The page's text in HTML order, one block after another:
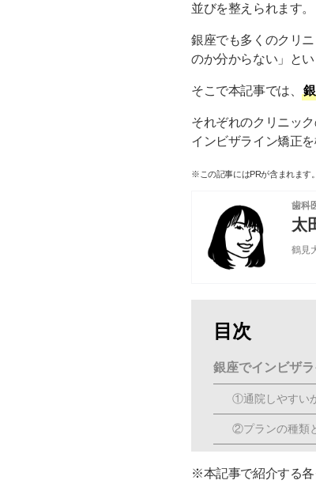
並びを整えられます。
銀座でも多くのクリ
のか分からない」と
そこで本記事では、
それぞれのクリニッ
インビザライン矯正
※この記事にはPRが含まれます。
歯科
太
鶴見
目次
銀座でインビザ
①通院しやすい
②プランの種類
※本記事で紹介する各